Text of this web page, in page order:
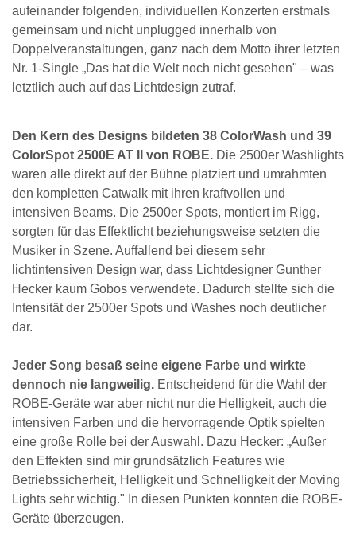
aufeinander folgenden, individuellen Konzerten erstmals
gemeinsam und nicht unplugged innerhalb von
Doppelveranstaltungen, ganz nach dem Motto ihrer letzten
Nr. 1-Single „Das hat die Welt noch nicht gesehen" – was
letztlich auch auf das Lichtdesign zutraf.
Den Kern des Designs bildeten 38 ColorWash und 39
ColorSpot 2500E AT II von ROBE. Die 2500er Washlights
waren alle direkt auf der Bühne platziert und umrahmten
den kompletten Catwalk mit ihren kraftvollen und
intensiven Beams. Die 2500er Spots, montiert im Rigg,
sorgten für das Effektlicht beziehungsweise setzten die
Musiker in Szene. Auffallend bei diesem sehr
lichtintensiven Design war, dass Lichtdesigner Gunther
Hecker kaum Gobos verwendete. Dadurch stellte sich die
Intensität der 2500er Spots und Washes noch deutlicher
dar.
Jeder Song besaß seine eigene Farbe und wirkte
dennoch nie langweilig. Entscheidend für die Wahl der
ROBE-Geräte war aber nicht nur die Helligkeit, auch die
intensiven Farben und die hervorragende Optik spielten
eine große Rolle bei der Auswahl. Dazu Hecker: „Außer
den Effekten sind mir grundsätzlich Features wie
Betriebssicherheit, Helligkeit und Schnelligkeit der Moving
Lights sehr wichtig." In diesen Punkten konnten die ROBE-
Geräte überzeugen.